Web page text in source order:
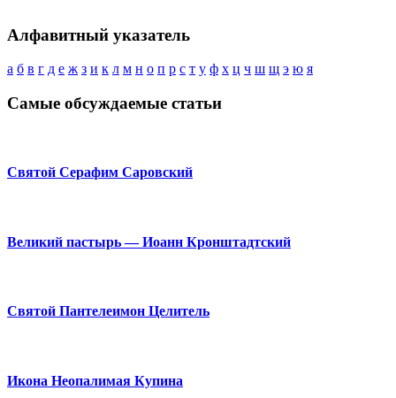
Алфавитный указатель
а б в г д е ж з и к л м н о п р с т у ф х ц ч ш щ э ю я
Самые обсуждаемые статьи
Святой Серафим Саровский
Великий пастырь — Иоанн Кронштадтский
Святой Пантелеимон Целитель
Икона Неопалимая Купина